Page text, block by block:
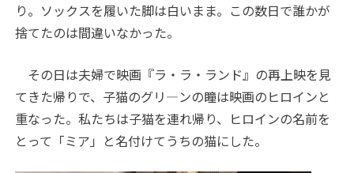
り。ソックスを履いた脚は白いまま。この数日で誰かが
捨てたのは間違いなかった。
その日は夫婦で映画『ラ・ラ・ランド』の再上映を見
てきた帰りで、子猫のグリ―ンの瞳は映画のヒロインと
重なった。私たちは子猫を連れ帰り、ヒロインの名前を
とって「ミア」と名付けてうちの猫にした。